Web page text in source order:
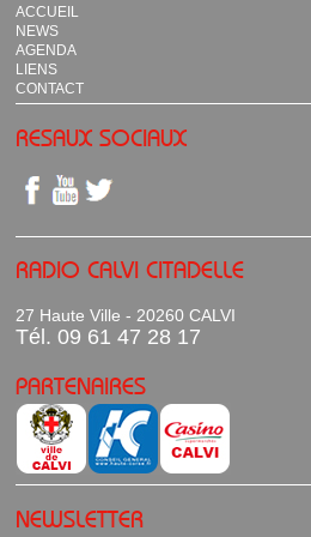
ACCUEIL
NEWS
AGENDA
LIENS
CONTACT
RESAUX SOCIAUX
RADIO CALVI CITADELLE
27 Haute Ville - 20260 CALVI
Tél. 09 61 47 28 17
PARTENAIRES
NEWSLETTER